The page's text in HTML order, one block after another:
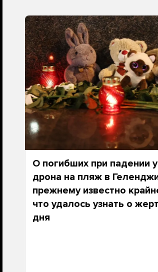
О погибших при падении
дрона на пляж в
прежнему известно
что удалось узнать о
дня